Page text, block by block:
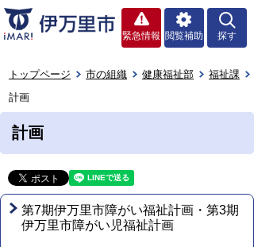
緊急情報 閲覧補助 探す
トップページ 市の組織 健康福祉部
福祉課
計画
計画
第7期伊万里市障がい福祉計画・第3期
伊万里市障がい児福祉計画